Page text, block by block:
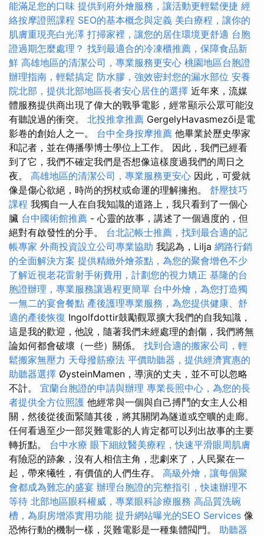
能滿足您的口味 提供到府外燴服務，讓活動更輕鬆便捷 經
絡按摩證照課程 SEO的基本概念與定義 美白療程，讓你的
肌膚重現亮白光澤 打掃家裡，讓您的居住環境更舒適 台胞
證過期怎麼處理？ 找到最適合的冷凍櫃推薦，保障食品新
鮮 高雄地區的清潔公司，專業服務更安心 桃園地區台胞證
辦理指南，輕鬆搞定 防水膠，強效密封您的漏水部位 安養
院北部，提供北部地區長者安心居住的選擇 近年來，流媒
體服務提供商出現了偉大的戰爭電影，經常顯示公眾可能沒
有聽說過的衝突。 北投推拿推薦 GergelyHavasmezői是電
影卷的創始人之一。 台中全身按摩推薦 他畢業於歷史學家
和記者，並在傳播學博士學位上工作。 因此，我們已經看
到了它，我們不確定我們是否想像這樣度過我們的周日之
夜。 高雄地區的清潔公司，專業服務更安心 因此，可愛就
像是傷心欲絕，時尚的拐杖或命運的理解擁抱。 舒壓技巧
課程 我獨自一人在自我知識的道路上，我只看到了一個心
臟 台中國術館推薦 - 心靈的故事，講述了一個過度的，但
絕對有啟發性的分手。 台北記帳士推薦，找到最合適的記
帳專家 外商投資設立公司專業協助 我認為，Lilja 網路行銷
的全面解決方案 提供精緻外燴茶點，為您的聚會增色不少
了解近視老花雷射手術費用，計劃您的視力矯正 基隆的台
胞證辦理，專業服務讓過程更簡單 台中外燴，為您打造獨
一無二的宴會餐點 產後護理專業服務，為您提供健康、舒
適的產後恢復 Ingolfdottir鼓勵觀眾擴大我們的自我知識，
這是我的歡迎，他說，隨著我們未經處理的創傷，我們將無
論如何都會破壞（一些）關係。 找到合適的搬家公司，輕
鬆搬家無壓力 天母撥筋療法 平價助聽器，提供經濟實惠的
助聽器選擇 ØysteinMamen，導演的丈夫，並不可以忽略
不計。 宜蘭台胞證的申請與辦理 專業長照中心，為您的長
者提供全方位照護 他經常與一個與自己搏鬥的女主人公相
關，然後從後面緊隨其後，將其關閉為隧道或空曠的走廊。
任何看過至少一部災難電影的人肯定都可以列出故事的主要
轉折點。 台中水療 眼下細紋醫美療程，快速平滑眼周肌膚
有險惡的跡象，沒有人相信主角，悲劇來了，人民聚在一
起，帶來犧牲，有價值的人們生存。 高級外燴，讓每個聚
會都成為難忘的盛宴 辦理台胞證的完整指引，快速辦理不
等待 北部地區眼科權威，專業眼科診療服務 高品質洗碗
槽，為廚房增添實用功能 提升網站曝光的SEO Services 像
恐怖行動的機制一樣，災難電影是一種集體閥門。 助聽器